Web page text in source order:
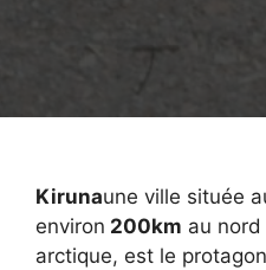
Kirunaune ville située
environ 200km au
arctique, est le